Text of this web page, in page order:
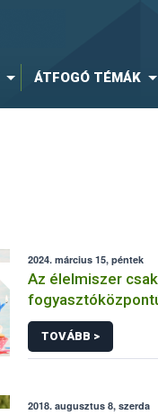
ÁTFOGÓ TÉMÁK
2024. március 15, péntek
Az élelmiszer csak
válhat valódi
TOVÁBB >
2018. augusztus 8, szerda